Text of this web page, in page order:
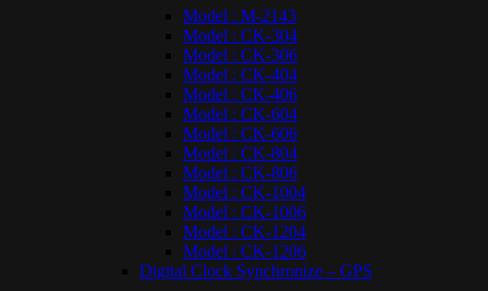
Model : M-2143
Model : CK-304
Model : CK-306
Model : CK-404
Model : CK-406
Model : CK-604
Model : CK-606
Model : CK-804
Model : CK-806
Model : CK-1004
Model : CK-1006
Model : CK-1204
Model : CK-1206
Digital Clock Synchronize – GPS